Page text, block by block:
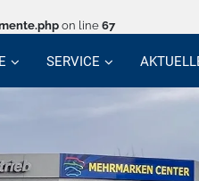
on line 67
SERVICE